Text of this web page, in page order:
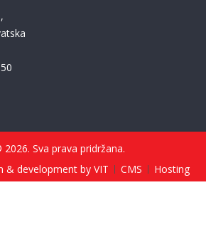
Sva prava pridržana.
& development by VIT
CMS Hosting